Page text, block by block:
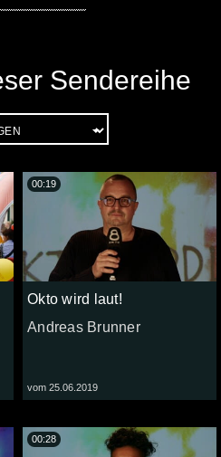
Sendereihe
Okto wird laut!
Andreas Brunner
vom 25.06.2019
00:19
00:28